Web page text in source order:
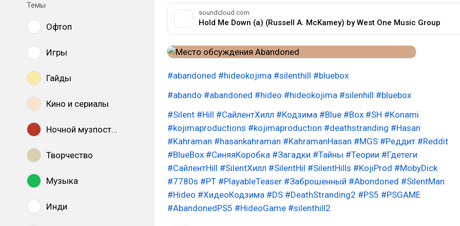
Темы
Офтоп
Игры
Гайды
Кино и сериалы
Ночной музпостинг
Творчество
Музыка
Инди
soundcloud.com
Hold Me Down (a) (Russell A. McKamey) by West One Music Group
#abandoned #hideokojima #silenthill #bluebox
#abando #abandoned #hideo #hideokojima #silenhill #bluebox
#Silent #Hill #СайлентХилл #Кодзима #Blue #Box #SH #Konami
#kojimaproductions #kojimaproduction #deathstranding #Hasan
#Kahraman #hasankahraman #KahramanHasan #MGS #Реддит #Reddit
#BlueBox #СиняяКоробка #Загадки #Тайны #Теории #Гдетеги
#СайлентHill #SilentХилл #SilentHil #SilentHills #KojiProd #MobyDick
#7780s #PT #PlayableTeaser #Заброшенный #Abondoned #SilentMan
#Hideo #ХидеоКодзима #DS #DeathStranding2 #PS5 #PSGAME
#AbandonedPS5 #HideoGame #silenthill2